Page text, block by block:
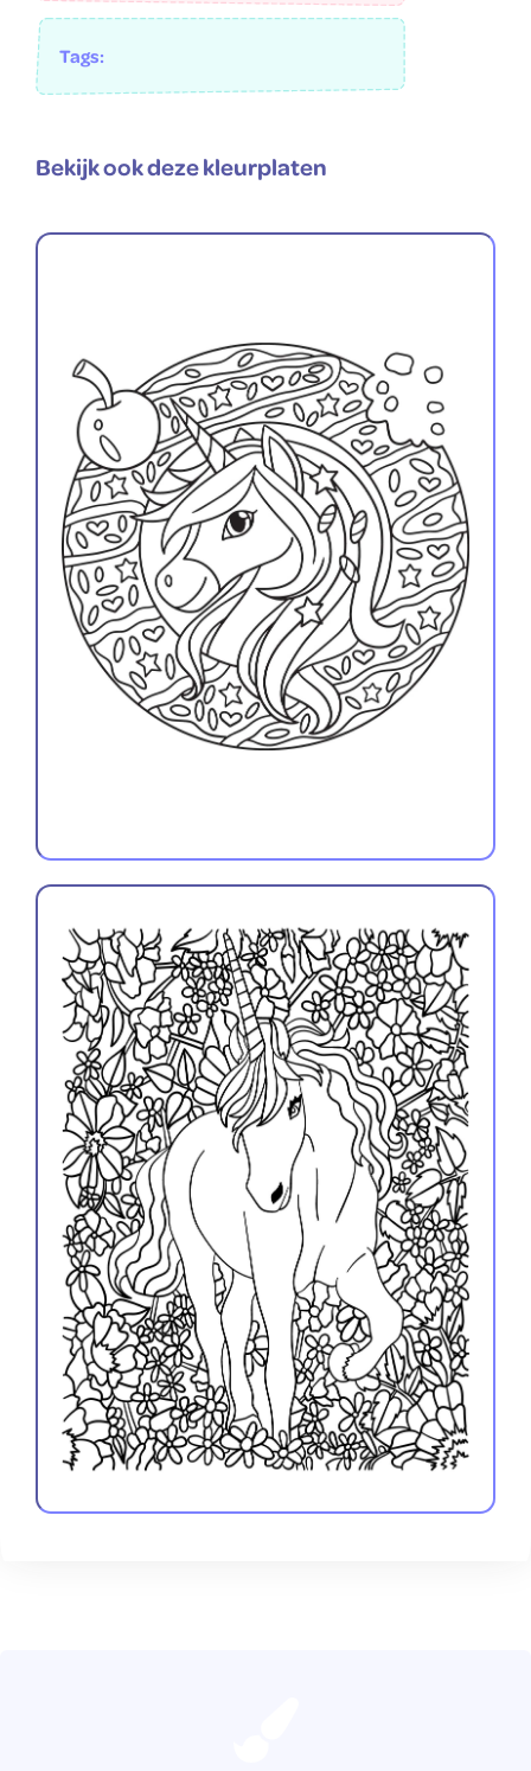
Tags:
Bekijk ook deze kleurplaten